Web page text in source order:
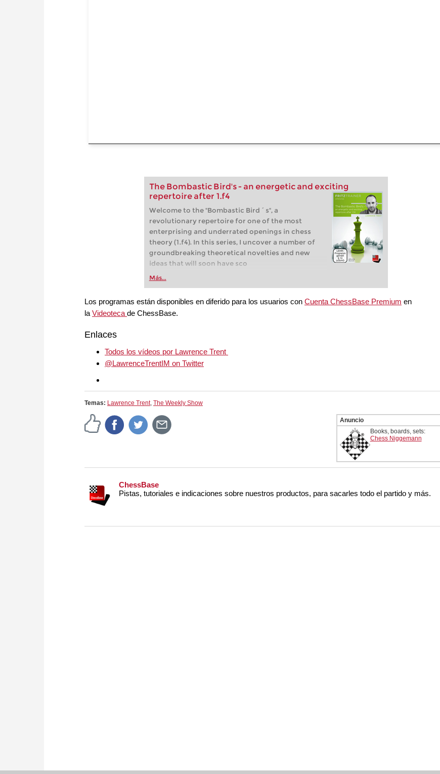
The Bombastic Bird's - an energetic and exciting
repertoire after 1.f4
Welcome to the "Bombastic Bird´s", a
revolutionary repertoire for one of the most
enterprising and underrated openings in chess
theory (1.f4). In this series, I uncover a number of
groundbreaking theoretical novelties and new
ideas that will soon have sco
Más...
Los programas están disponibles en diferido para los usuarios con Cuenta ChessBase Premium en
la Videoteca de ChessBase.
Enlaces
Todos los vídeos por Lawrence Trent
@LawrenceTrentIM on Twitter
Temas: Lawrence Trent, The Weekly Show
Anuncio
Books, boards, sets:
Chess Niggemann
ChessBase
Pistas, tutoriales e indicaciones sobre nuestros productos, para sacarles todo el partido y más.